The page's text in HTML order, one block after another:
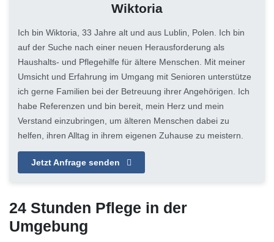
Wiktoria
Ich bin Wiktoria, 33 Jahre alt und aus Lublin, Polen. Ich bin
auf der Suche nach einer neuen Herausforderung als
Haushalts- und Pflegehilfe für ältere Menschen. Mit meiner
Umsicht und Erfahrung im Umgang mit Senioren unterstütze
ich gerne Familien bei der Betreuung ihrer Angehörigen. Ich
habe Referenzen und bin bereit, mein Herz und mein
Verstand einzubringen, um älteren Menschen dabei zu
helfen, ihren Alltag in ihrem eigenen Zuhause zu meistern.
Jetzt Anfrage senden
24 Stunden Pflege in der
Umgebung